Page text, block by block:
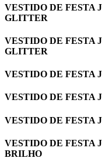
VESTIDO DE FESTA
GLITTER
VESTIDO DE FESTA
GLITTER
VESTIDO DE FESTA
VESTIDO DE FESTA
VESTIDO DE FESTA
VESTIDO DE FESTA
BRILHO